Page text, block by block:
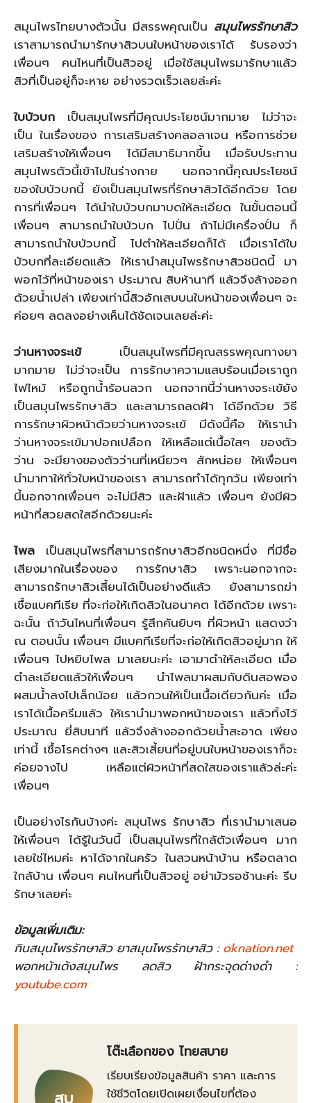
สมุนไพรไทยบางตัวนั้น มีสรรพคุณเป็น สมุนไพรรักษาสิว
เราสามารถนำมารักษาสิวบนใบหน้าของเราได้ รับรองว่า
เพื่อนๆ คนไหนที่เป็นสิวอยู่ เมื่อใช้สมุนไพรมารักษาแล้ว
สิวที่เป็นอยู่ก็จะหาย อย่างรวดเร็วเลยล่ะค่ะ
ใบบัวบก เป็นสมุนไพรที่มีคุณประโยชน์มากมาย ไม่ว่าจะ
เป็น ในเรื่องของ การเสริมสร้างคลอลาเจน หรือการช่วย
เสริมสร้างให้เพื่อนๆ ได้มีสมาธิมากขึ้น เมื่อรับประทาน
สมุนไพรตัวนี้เข้าไปในร่างกาย นอกจากนี้คุณประโยชน์
ของใบบัวบกนี้ ยังเป็นสมุนไพรที่รักษาสิวได้อีกด้วย โดย
การที่เพื่อนๆ ได้นำใบบัวบกมาบดให้ละเอียด ในขั้นตอนนี้
เพื่อนๆ สามารถนำใบบัวบก ไปปั่น ถ้าไม่มีเครื่องปั่น ก็
สามารถนำใบบัวบกนี้ ไปตำให้ละเอียดก็ได้ เมื่อเราได้ใบ
บัวบกที่ละเอียดแล้ว ให้เรานำสมุนไพรรักษาสิวชนิดนี้ มา
พอกไว้ที่หน้าของเรา ประมาณ สิบห้านาที แล้วจึงล้างออก
ด้วยน้ำเปล่า เพียงเท่านี้สิวอักเสบบนใบหน้าของเพื่อนๆ จะ
ค่อยๆ ลดลงอย่างเห็นได้ชัดเจนเลยล่ะค่ะ
ว่านหางจระเข้เป็นสมุนไพรที่มีคุณสรรพคุณทางยา
มากมาย ไม่ว่าจะเป็น การรักษาความแสบร้อนเมื่อเราถูก
ไฟไหม้ หรือถูกน้ำร้อนลวก นอกจากนี้ว่านหางจระเข้ยัง
เป็นสมุนไพรรักษาสิว และสามารถลดฝ้า ได้อีกด้วย วิธี
การรักษาผิวหน้าด้วยว่านหางจระเข้ มีดังนี้คือ ให้เรานำ
ว่านหางจระเข้มาปอกเปลือก ให้เหลือแต่เนื้อใสๆ ของตัว
ว่าน จะมียางของตัวว่านที่เหนียวๆ สักหน่อย ให้เพื่อนๆ
นำมาทาให้ทั่วใบหน้าของเรา สามารถทำได้ทุกวัน เพียงเท่า
นี้นอกจากเพื่อนๆ จะไม่มีสิว และฝ้าแล้ว เพื่อนๆ ยังมีผิว
หน้าที่สวยสดใสอีกด้วยนะค่ะ
ไพล เป็นสมุนไพรที่สามารถรักษาสิวอีกชนิดหนึ่ง ที่มีชื่อ
เสียงมากในเรื่องของ การรักษาสิว เพราะนอกจากจะ
สามารถรักษาสิวเสี้ยนได้เป็นอย่างดีแล้ว ยังสามารถฆ่า
เชื้อแบคทีเรีย ที่จะก่อให้เกิดสิวในอนาคต ได้อีกด้วย เพราะ
ฉะนั้น ถ้าวันไหนที่เพื่อนๆ รู้สึกคันยิบๆ ที่ผิวหน้า แสดงว่า
ณ ตอนนั้น เพื่อนๆ มีแบคทีเรียที่จะก่อให้เกิดสิวอยู่มาก ให้
เพื่อนๆ ไปหยิบไพล มาเลยนะค่ะ เอามาตำให้ละเอียด เมื่อ
ตำละเอียดแล้วให้เพื่อนๆ นำไพลมาผสมกับดินสอพอง
ผสมน้ำลงไปเล็กน้อย แล้วกวนให้เป็นเนื้อเดียวกันค่ะ เมื่อ
เราได้เนื้อครีมแล้ว ให้เรานำมาพอกหน้าของเรา แล้วทิ้งไว้
ประมาณ ยี่สิบนาที แล้วจึงล้างออกด้วยน้ำสะอาด เพียง
เท่านี้ เชื้อโรคต่างๆ และสิวเสี้ยนที่อยู่บนใบหน้าของเราก็จะ
ค่อยจางไป เหลือแต่ผิวหน้าที่สดใสของเราแล้วล่ะค่ะ
เพื่อนๆ
เป็นอย่างไรกันบ้างค่ะ สมุนไพร รักษาสิว ที่เรานำมาเสนอ
ให้เพื่อนๆ ได้รู้ในวันนี้ เป็นสมุนไพรที่ใกล้ตัวเพื่อนๆ มาก
เลยใช่ไหมค่ะ หาได้จากในครัว ในสวนหน้าบ้าน หรือตลาด
ใกล้บ้าน เพื่อนๆ คนไหนที่เป็นสิวอยู่ อย่ามัวรอช้านะค่ะ รีบ
รักษาเลยค่ะ
ข้อมูลเพิ่มเติม:
กินสมุนไพรรักษาสิว ยาสมุนไพรรักษาสิว :oknation.net
พอกหน้าเด้งสมุนไพร ลดสิว ฝ้ากระจุดด่างดำ :
youtube.com
โต๊ะเลือกของ ไทยสบาย
เรียบเรียงข้อมูลสินค้า ราคา และการ
ใช้ชีวิตโดยเปิดเผยเงื่อนไขที่ต้อง